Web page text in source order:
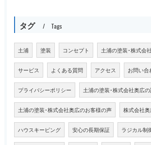
タグ Tags
土浦 塗装 コンセプト 土浦の塗装･株式会
サービス よくある質問 アクセス お問い合
プライバシーポリシー 土浦の塗装･株式会社奥広
土浦の塗装･株式会社奥広のお客様の声 株式会社
ハウスキーピング 安心の長期保証 ラジカル制